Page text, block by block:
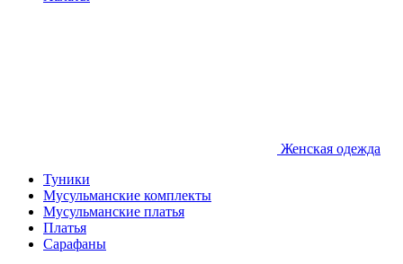
Женская одежда
Туники
Мусульманские комплекты
Мусульманские платья
Платья
Сарафаны